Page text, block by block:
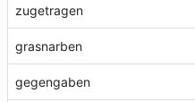
zugetragen
grasnarben
gegengaben